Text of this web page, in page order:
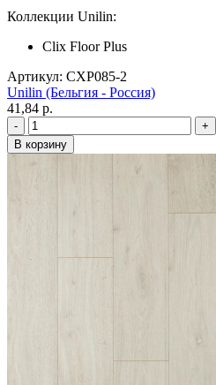
Коллекции Unilin:
Clix Floor Plus
Артикул: CXP085-2
Unilin (Бельгия - Россия)
41,84 p.